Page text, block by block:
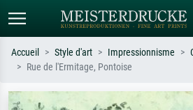
Recherchez par artiste, titre ou style –
Accueil Style d'art Impressionnisme
Rue de l'Ermitage, Pontoise